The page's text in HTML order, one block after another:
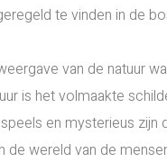
te vinden in de
van de natuur
is het volmaakte
en mysterieus
de wereld van de